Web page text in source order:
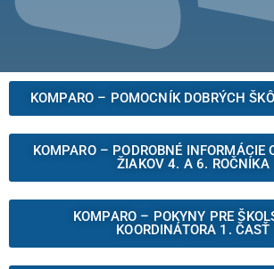
KOMPARO – POMOCNÍK DOBRÝCH
KOMPARO – PODROBNÉ INFORMÁCIE
ŽIAKOV 4. A 6. ROČNÍKA
KOMPARO – POKYNY PRE
KOORDINÁTORA 1. ČASŤ